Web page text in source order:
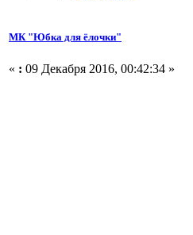
МК "Юбка для ёлочки"
« : 09 Декабря 2016, 00:42:34 »